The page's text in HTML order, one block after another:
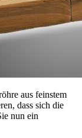
aus feinstem
dass sich die
nun ein